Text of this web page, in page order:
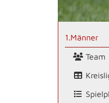
1.Männer
Team